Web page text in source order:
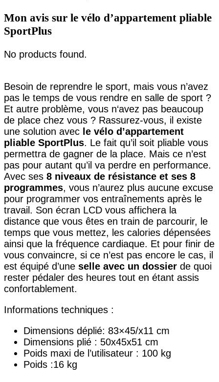
Mon avis sur le vélo d’appartement pliable
SportPlus
No products found.
Besoin de reprendre le sport, mais vous n’avez
pas le temps de vous rendre en salle de sport ?
Et autre problème, vous n‘avez pas beaucoup
de place chez vous ? Rassurez-vous, il existe
une solution avec le vélo d’appartement
pliable SportPlus. Le fait qu’il soit pliable vous
permettra de gagner de la place. Mais ce n’est
pas pour autant qu’il va perdre en performance.
Avec ses 8 niveaux de résistance et ses 8
programmes, vous n’aurez plus aucune excuse
pour programmer vos entraînements après le
travail. Son écran LCD vous affichera la
distance que vous êtes en train de parcourir, le
temps que vous mettez, les calories dépensées
ainsi que la fréquence cardiaque. Et pour finir de
vous convaincre, si ce n’est pas encore le cas, il
est équipé d’une selle avec un dossier de quoi
rester pédaler des heures tout en étant assis
confortablement.
Informations techniques :
Dimensions déplié: 83×45/x11 cm
Dimensions plié : 50x45x51 cm
Poids maxi de l’utilisateur : 100 kg
Poids :16 kg